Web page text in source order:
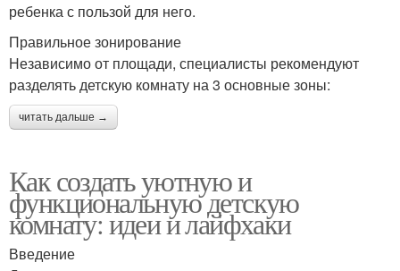
ребенка с пользой для него.
Правильное зонирование
Независимо от площади, специалисты рекомендуют
разделять детскую комнату на 3 основные зоны:
читать дальше →
Как создать уютную и
функциональную детскую
комнату: идеи и лайфхаки
Введение